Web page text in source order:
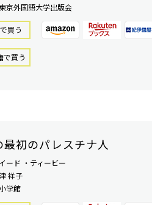
京外国語大学出版会
買う
で買う
最初のパレスチナ人
ード ・ティービー
祥子
学館